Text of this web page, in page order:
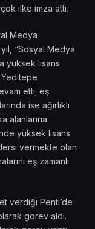
ilke imza attı.
Medya
“Sosyal Medya
yüksek lisans
Yeditepe
etti; eş
ise ağırlıklı
alanlarına
yüksek lisans
vermekte olan
eş zamanlı
verdiği Penti’de
görev aldı.